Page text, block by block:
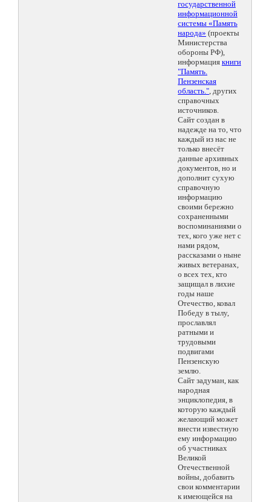
государственной
информационной
системы «Память
народа» (проекты
Министерства
обороны РФ),
информация книги
"Память.
Пензенская
область.", других
справочных
источников.
Сайт создан в
надежде на то, что
каждый из нас не
только внесёт
данные архивных
документов, но и
дополнит сухую
справочную
информацию
своими бережно
сохраненными
воспоминаниями о
тех, кого уже нет с
нами рядом,
рассказами о ныне
живых ветеранах,
о всех тех, кто
защищал в лихие
годы наше
Отечество, ковал
Победу в тылу,
прославлял
ратными и
трудовыми
подвигами
Пензенскую
землю.
Сайт задуман, как
народная
энциклопедия, в
которую каждый
желающий может
внести известную
ему информацию
об участниках
Великой
Отечественной
войны, добавить
свои комментарии
к имеющейся на